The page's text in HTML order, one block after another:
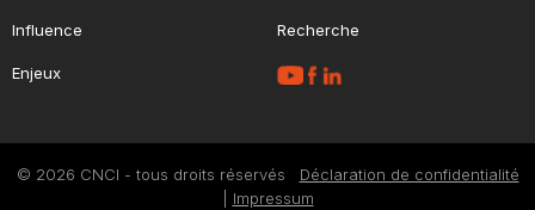
Influence
Enjeux
Recherche
© 2026 CNCI - tous droits réservés Déclaration de confidentialité
Impressum